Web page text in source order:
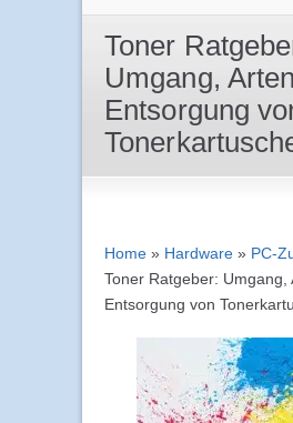
Toner
Umgang,
Entsorgung
Home » Hardware » PC-
Toner Ratgeber: Umgang,
Entsorgung von